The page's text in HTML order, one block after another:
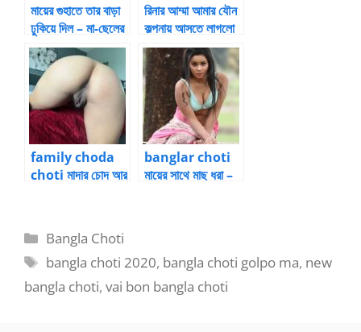
মায়ের গুহাতে তার বাড়া
ঢুকিয়ে দিল – মা-ছেলের
চুদার গল্প
রিনার আম্মা আমার যৌন
কল্পনায় আসতে লাগলো
– মা-ছেলের চুদার গল্প
family choda
choti মাদার চোদ আর
banglar choti
মায়ের সাথে মাছ ধরা –
Categories
Bangla Choti
Tags
bangla choti 2020, bangla choti golpo ma, new
bangla choti, vai bon bangla choti